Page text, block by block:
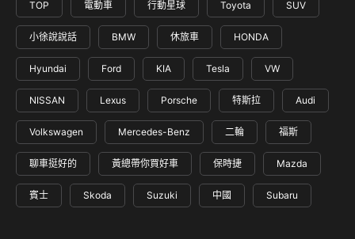
TOP 電動車 行動星球 Toyota SUV
小徐說說話 BMW 休旅車 HONDA
Hyundai Ford KIA Tesla VW
NISSAN Lexus Porsche 特斯拉 Audi
Volkswagen Mercedes-Benz 二輪 福斯
聊車挺好的 黃總帶你買好車 保時捷 Mazda
賓士 Skoda Suzuki 中國 Subaru